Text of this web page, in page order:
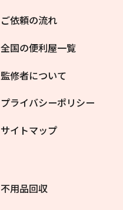
ご依頼の流れ
全国の便利屋一覧
監修者について
プライバシーポリシー
サイトマップ
不用品回収